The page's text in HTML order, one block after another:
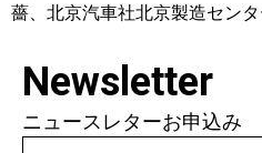
薔、北京汽車社北京製造セン
Newsletter
ニュースレターお申込み